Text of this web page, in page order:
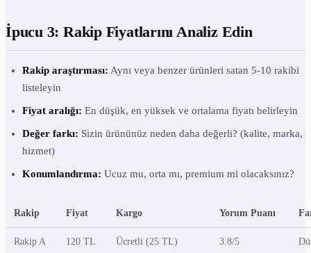
İpucu 3: Rakip Fiyatlarını Analiz Edin
Rakip araştırması: Aynı veya benzer ürünleri satan 5-10 rakibi
listeleyin
Fiyat aralığı: En düşük, en yüksek ve ortalama fiyatı belirleyin
Değer farkı: Sizin ürününüz neden daha değerli? (kalite, marka,
hizmet)
Konumlandırma: Ucuz mu, orta mı, premium mi olacaksınız?
Rakip Fiyat Kargo Yorum Puanı
Rakip A 120 TL Ücretli (25 TL) 3.8/5